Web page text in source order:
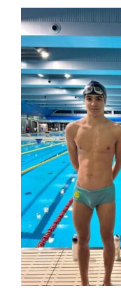
ACTIVITATS
CONTACTE
PATROCINADORS
RESULTATS
BOTIGA